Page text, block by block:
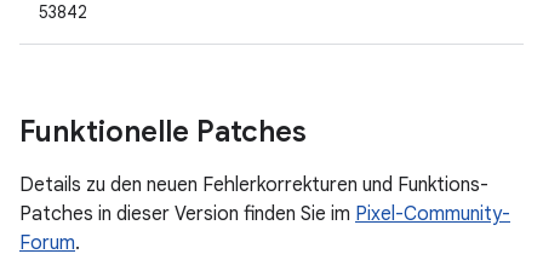
53842
Funktionelle Patches
Details zu den neuen Fehlerkorrekturen und Funktions-
Patches in dieser Version finden Sie im Pixel-Community-
Forum.